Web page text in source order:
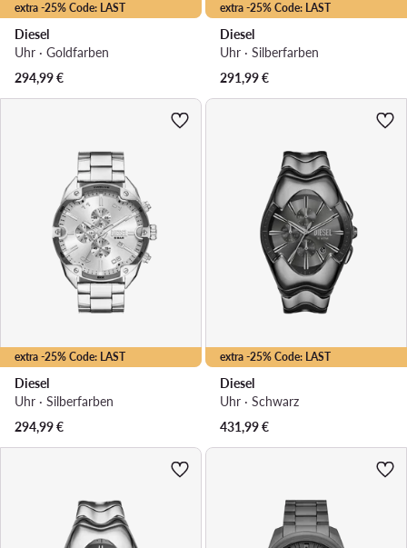
extra -25% Code: LAST
Diesel
Uhr · Goldfarben
294,99€
extra -25% Code: LAST
Diesel
Uhr · Silberfarben
291,99€
extra -25% Code: LAST
Diesel
Uhr · Silberfarben
294,99€
extra -25% Code: LAST
Diesel
Uhr · Schwarz
431,99€